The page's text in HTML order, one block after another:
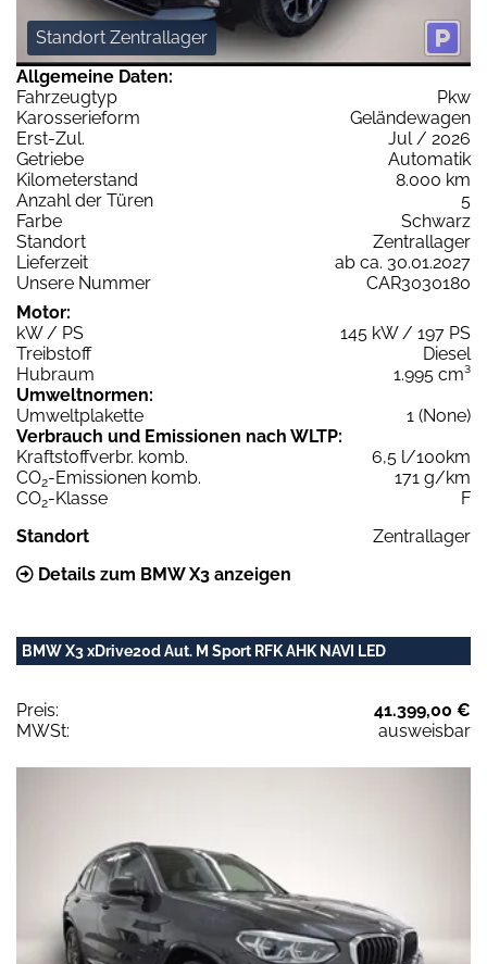
Standort Zentrallager
Allgemeine Daten:
Fahrzeugtyp
Pkw
Karosserieform
Geländewagen
Erst-Zul.
Jul / 2026
Getriebe
Automatik
Kilometerstand
8.000 km
Anzahl der Türen
5
Farbe
Schwarz
Standort
Zentrallager
Lieferzeit
ab ca. 30.01.2027
Unsere Nummer
CAR3030180
Motor:
kW / PS
145 kW / 197 PS
Treibstoff
Diesel
Hubraum
1.995 cm³
Umweltnormen:
Umweltplakette
1 (None)
Verbrauch und Emissionen nach WLTP:
Kraftstoffverbr. komb.
6,5 l/100km
CO2-Emissionen komb.
171 g/km
CO2-Klasse
F
Standort
Zentrallager
Details zum BMW X3 anzeigen
BMW X3 xDrive20d Aut. M Sport RFK AHK NAVI LED
Preis:
41.399,00 €
MWSt:
ausweisbar